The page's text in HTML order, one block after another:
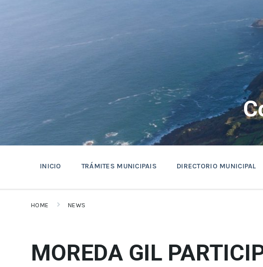
INICIO TRÁMITES MUNICIPAIS DIRECTORIO MUNICIPAL
HOME NEWS
MOREDA GIL